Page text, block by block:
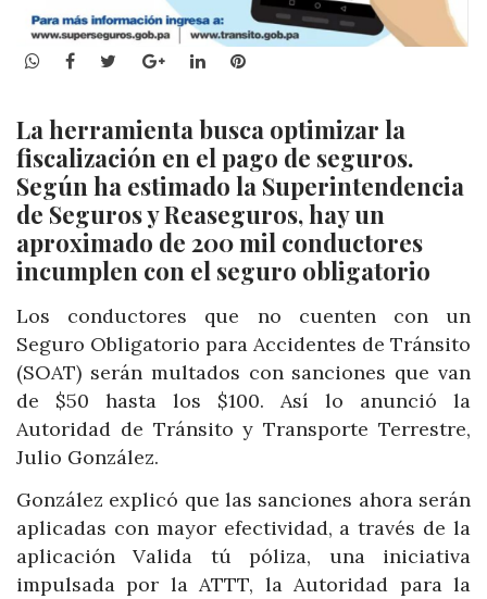
WhatsApp
Facebook
TwitterGoogle+LinkedInPinterest
La herramienta busca optimizar la
fiscalización en el pago de seguros.
Según ha estimado la Superintendencia
de Seguros y Reaseguros,hay un
aproximado de 200 mil conductores
incumplen con el seguro obligatorio
Los conductores que no cuenten con un
Seguro Obligatorio para Accidentes de Tránsito
(SOAT) serán multados con sanciones que van
de $50 hasta los $100. Así lo anunció la
Autoridad de Tránsito y Transporte Terrestre,
Julio González.
González explicó que las sanciones ahora serán
aplicadas con mayor efectividad, a través de la
aplicación Valida tú póliza, una iniciativa
impulsada por la ATTT, la Autoridad para la